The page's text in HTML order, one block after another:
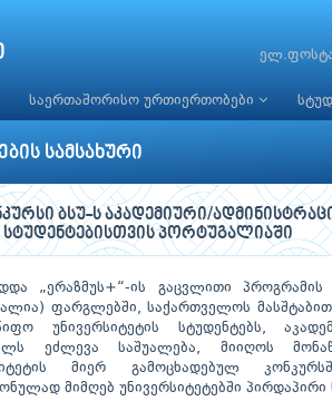
საერთაშორისო ურთიერთობები
სამსახური
ბსუ-ს აკადემიური/
სტუდენტებისთვის პორტუგალიაში
„ერაზმუს+“-ის გაცვლითი პროგრამის
ფარგლებში, საქართველოს
უნივერსიტეტის სტუდენტებს,
ეძლევა საშუალება, მიიღოს
მიერ გამოცხადებულ
მიმღებ უნივერსიტეტებში პირდაპირი